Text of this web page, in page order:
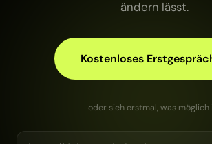
ändern lässt.
Kostenloses
oder sieh erstmal, was möglich